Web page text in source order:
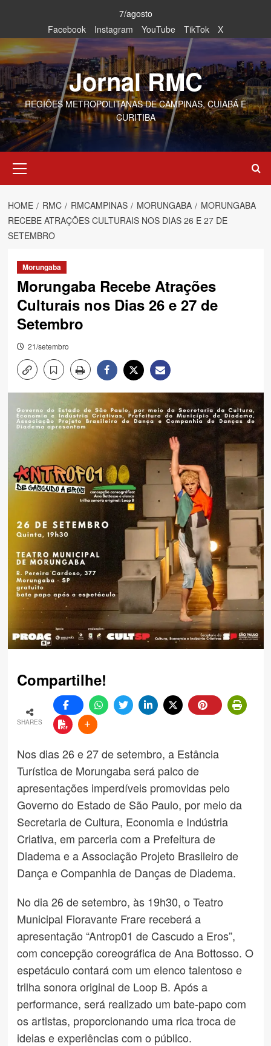
content
7/agosto
Facebook
Instagram YouTube TikTok X
Jornal RMC
REGIÕES METROPOLITANAS DE CAMPINAS, CUIABÁ E
CURITIBA
Menu
HOME RMC RMCAMPINAS MORUNGABA
MORUNGABA
RECEBE ATRAÇÕES CULTURAIS NOS DIAS 26 E 27 DE
SETEMBRO
Morungaba
Morungaba Recebe Atrações
Culturais nos Dias 26 e 27 de
Setembro
21/setembro
Compartilhe!
SHARES
Nos dias 26 e 27 de setembro, a Estância
Turística de Morungaba será palco de
apresentações imperdíveis promovidas pelo
Governo do Estado de São Paulo, por meio da
Secretaria de Cultura, Economia e Indústria
Criativa, em parceria com a Prefeitura de
Diadema e a Associação Projeto Brasileiro de
Dança e Companhia de Danças de Diadema.
No dia 26 de setembro, às 19h30, o Teatro
Municipal Fioravante Frare receberá a
apresentação “Antrop01 de Cascudo a Eros”,
com concepção coreográfica de Ana Bottosso. O
espetáculo contará com um elenco talentoso e
trilha sonora original de Loop B. Após a
performance, será realizado um bate-papo com
os artistas, proporcionando uma rica troca de
ideias e experiências com o público.